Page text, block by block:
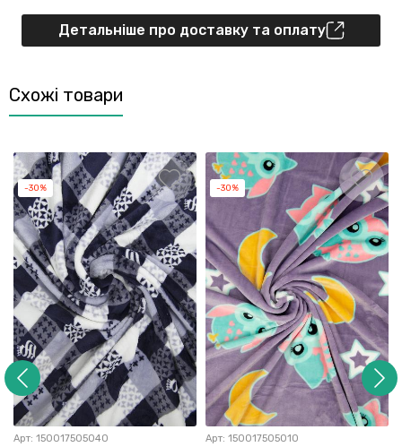
Детальніше про доставку та оплату
Схожі товари
-30%
Арт: 150017505040
-30%
Арт: 150017505010